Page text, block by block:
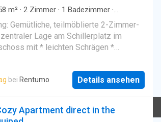
m² · 2 Zimmer · 1 Badezimmer ·
Gemütliche, teilmöblierte 2-Zimmer-
Lage am Schillerplatz im
mit * leichten Schrägen *
und Schlafzimmer * alle Zimmer
begehbar * Bad mit Fenster und
* Kündigungsausschluss 2 Jahre Das
bei Rentumo Details ansehen
Apartment direct in the